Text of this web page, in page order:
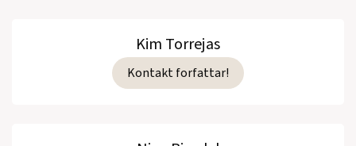
Kim Torrejas
Kontakt forfattar!